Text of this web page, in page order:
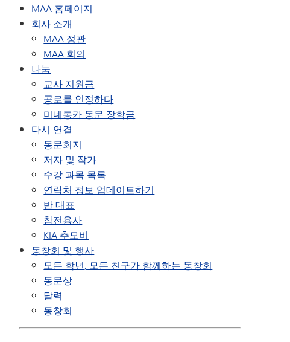
MAA 홈페이지
회사 소개
MAA 정관
MAA 회의
나눔
교사 지원금
공로를 인정하다
미네통카 동문 장학금
다시 연결
동문회지
저자 및 작가
수강 과목 목록
연락처 정보 업데이트하기
반 대표
참전용사
KIA 추모비
동창회 및 행사
모든 학년, 모든 친구가 함께하는 동창회
동문상
달력
동창회